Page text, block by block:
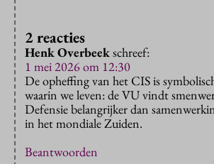
2 reacties
Henk Overbeekschreef:
1 mei 2026 om 12:30
De opheffing van het CIS is
waarin we leven: de VU vindt
Defensie belangrijker dan
in het mondiale Zuiden.
Beantwoorden